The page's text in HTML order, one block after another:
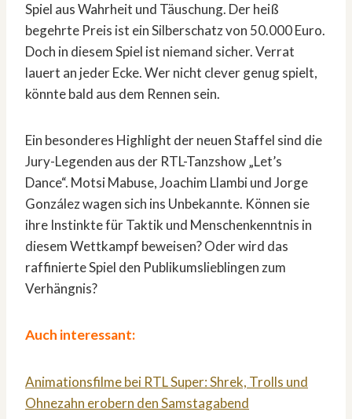
Spiel aus Wahrheit und Täuschung. Der heiß
begehrte Preis ist ein Silberschatz von 50.000 Euro.
Doch in diesem Spiel ist niemand sicher. Verrat
lauert an jeder Ecke. Wer nicht clever genug spielt,
könnte bald aus dem Rennen sein.
Ein besonderes Highlight der neuen Staffel sind die
Jury-Legenden aus der RTL-Tanzshow „Let’s
Dance“. Motsi Mabuse, Joachim Llambi und Jorge
González wagen sich ins Unbekannte. Können sie
ihre Instinkte für Taktik und Menschenkenntnis in
diesem Wettkampf beweisen? Oder wird das
raffinierte Spiel den Publikumslieblingen zum
Verhängnis?
Auch interessant:
Animationsfilme bei RTL Super: Shrek, Trolls und
Ohnezahn erobern den Samstagabend